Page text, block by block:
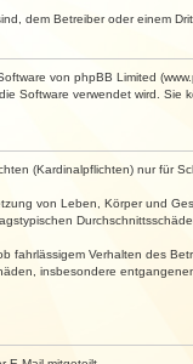
dem Betreiber oder einem
von phpBB Limited
Software verwendet wird.
(Kardinalpflichten) nur für
von Leben, Körper und
Verhalten des
insbesondere